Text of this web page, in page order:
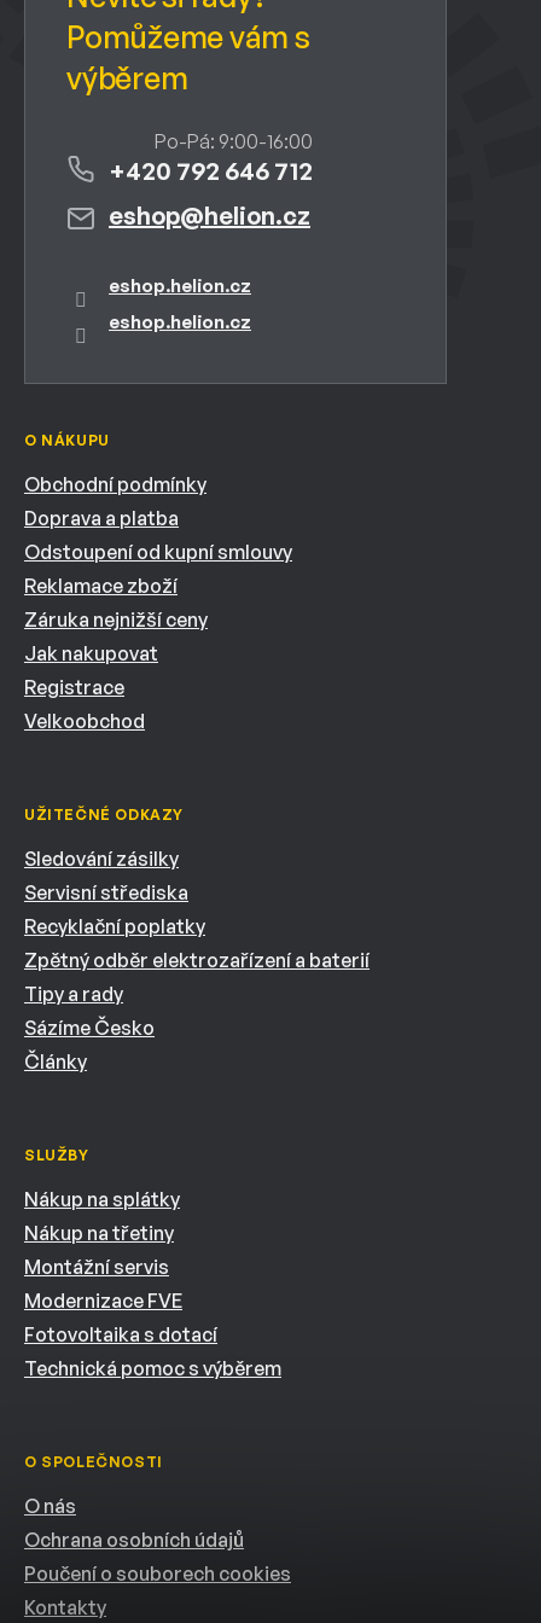
eshop@helion.cz
+420 792 646 712
eshop.helion.cz
eshop.helion.cz
O NÁKUPU
Obchodní podmínky
Doprava a platba
Odstoupení od kupní smlouvy
Reklamace zboží
Záruka nejnižší ceny
Jak nakupovat
Registrace
Velkoobchod
UŽITEČNÉ ODKAZY
Sledování zásilky
Servisní střediska
Recyklační poplatky
Zpětný odběr elektrozařízení a baterií
Tipy a rady
Sázíme Česko
Články
SLUŽBY
Nákup na splátky
Nákup na třetiny
Montážní servis
Modernizace FVE
Fotovoltaika s dotací
Technická pomoc s výběrem
O SPOLEČNOSTI
O nás
Ochrana osobních údajů
Poučení o souborech cookies
Kontakty